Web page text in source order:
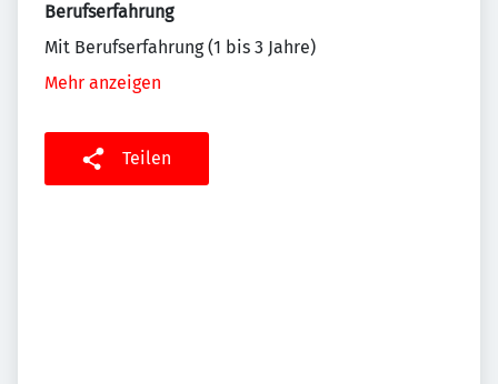
Berufserfahrung
Mit Berufserfahrung (1 bis 3 Jahre)
Mehr anzeigen
Teilen